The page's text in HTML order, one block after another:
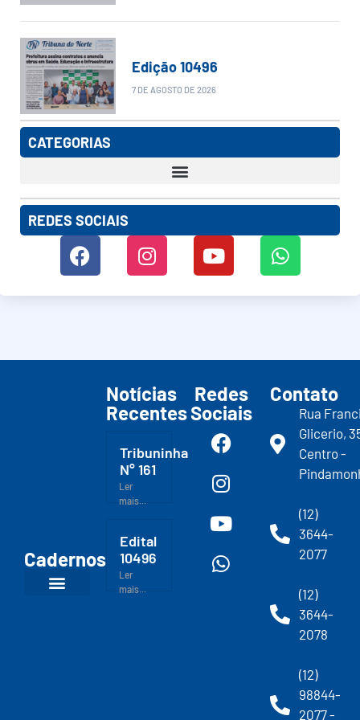
Edição 10496
7 DE AGOSTO DE 2026
CATEGORIAS
REDES SOCIAIS
Cadernos
Notícias
Recentes
Tribuninha
N° 161
Ler
mais...
Edital
10496
Ler
mais...
Redes
Sociais
Contato
Rua
Glicerio,
Centro -
(12)
3644-
2077
(12)
3644-
2078
(12)
98844-
2077 -